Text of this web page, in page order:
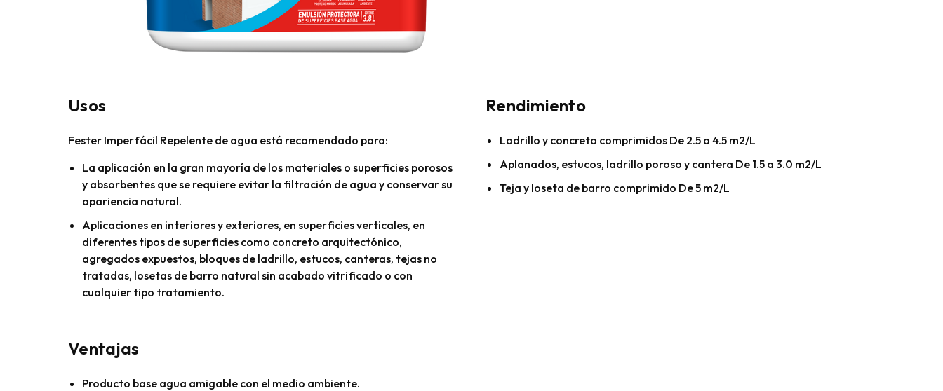
Usos
Fester Imperfácil Repelente de agua está recomendado para:
La aplicación en la gran mayoría de los materiales o superficies porosos
y absorbentes que se requiere evitar la filtración de agua y conservar su
apariencia natural.
Aplicaciones en interiores y exteriores, en superficies verticales, en
diferentes tipos de superficies como concreto arquitectónico,
agregados expuestos, bloques de ladrillo, estucos, canteras, tejas no
tratadas, losetas de barro natural sin acabado vitrificado o con
cualquier tipo tratamiento.
Rendimiento
Ladrillo y concreto comprimidos De 2.5 a 4.5 m2/L
Aplanados, estucos, ladrillo poroso y cantera De 1.5 a 3.0 m2/L
Teja y loseta de barro comprimido De 5 m2/L
Ventajas
Producto base agua amigable con el medio ambiente.